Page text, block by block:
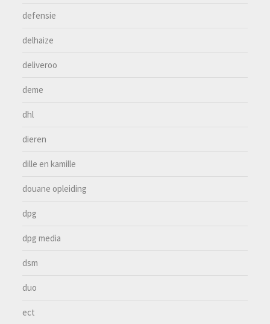
defensie
delhaize
deliveroo
deme
dhl
dieren
dille en kamille
douane opleiding
dpg
dpg media
dsm
duo
ect